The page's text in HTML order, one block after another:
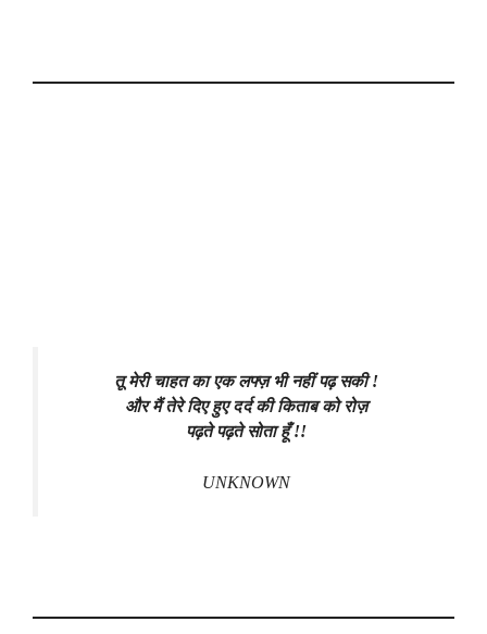
तू मेरी चाहत का एक लफ्ज़ भी नहीं पढ़ सकी !
और मैं तेरे दिए हुए दर्द की किताब को रोज़
पढ़ते पढ़ते सोता हूँ !!
UNKNOWN